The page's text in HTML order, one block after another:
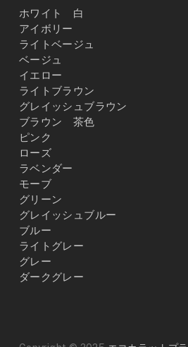
ホワイト 白
アイボリー
ライトベージュ
ベージュ
イエロー
ライトブラウン
グレイッシュブラウン
ブラウン 茶色
ピンク
ローズ
ラベンダー
モーブ
グリーン
グレイッシュブルー
ブルー
ライトグレー
グレー
ダークグレー